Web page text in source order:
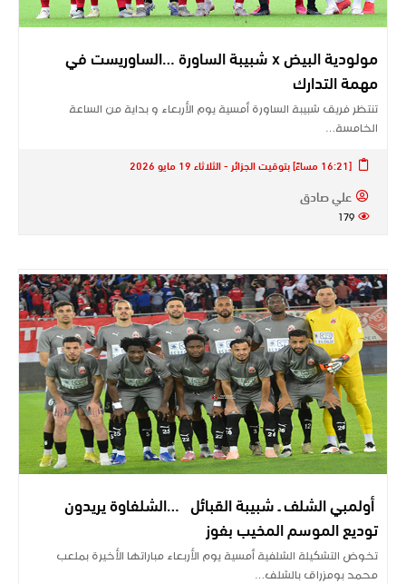
مولودية البيض x شبيبة الساورة …الساوريست في
مهمة التدارك
تنتظر فريق شبيبة الساورة أمسية يوم الأربعاء و بداية من الساعة
الخامسة…
[16:21 مساءً] بتوقيت الجزائر - الثلاثاء 19 مايو 2026
علي صادق
179
أولمبي الشلف ـ شبيبة القبائل …الشلفاوة يريدون
توديع الموسم المخيب بفوز
تخوض التشكيلة الشلفية أمسية يوم الأربعاء مباراتها الأخيرة بملعب
محمد بومزراق بالشلف…